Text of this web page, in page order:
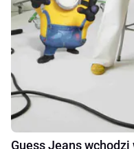
Guess Jeans